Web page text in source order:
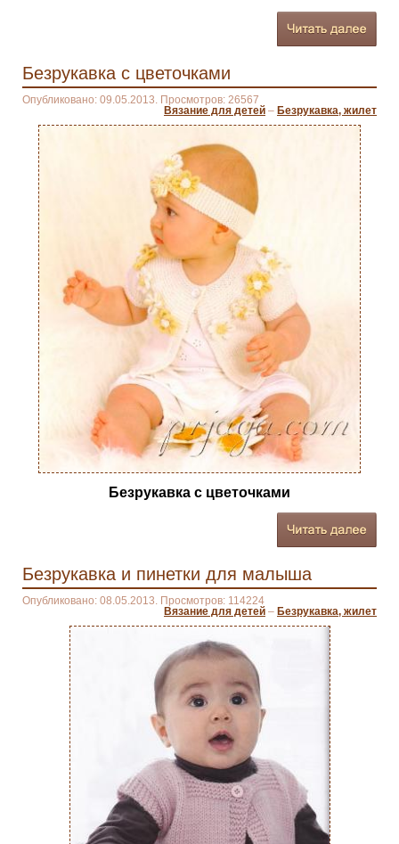
Безрукавка с цветочками
Опубликовано: 09.05.2013. Просмотров: 26567
Вязание для детей – Безрукавка, жилет
Безрукавка с цветочками
Безрукавка и пинетки для малыша
Опубликовано: 08.05.2013. Просмотров: 114224
Вязание для детей – Безрукавка, жилет